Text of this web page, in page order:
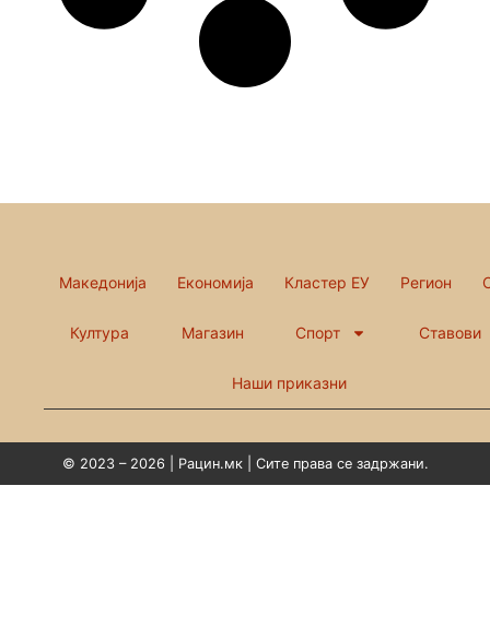
Македонија Економија Кластер ЕУ Регион
Култура Магазин Спорт Ставови
Наши приказни
© 2023 – 2026 | Рацин.мк | Сите права се задржани.